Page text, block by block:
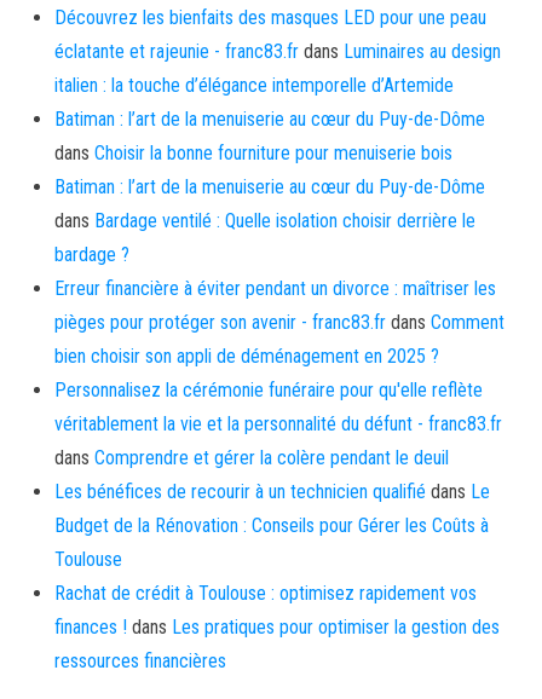
Découvrez les bienfaits des masques LED pour une peau
éclatante et rajeunie - franc83.fr dans Luminaires au design
italien : la touche d’élégance intemporelle d’Artemide
Batiman : l’art de la menuiserie au cœur du Puy-de-Dôme
dans Choisir la bonne fourniture pour menuiserie bois
Batiman : l’art de la menuiserie au cœur du Puy-de-Dôme
dans Bardage ventilé : Quelle isolation choisir derrière le
bardage ?
Erreur financière à éviter pendant un divorce : maîtriser les
pièges pour protéger son avenir - franc83.fr dans Comment
bien choisir son appli de déménagement en 2025 ?
Personnalisez la cérémonie funéraire pour qu'elle reflète
véritablement la vie et la personnalité du défunt - franc83.fr
dans Comprendre et gérer la colère pendant le deuil
Les bénéfices de recourir à un technicien qualifié dans Le
Budget de la Rénovation : Conseils pour Gérer les Coûts à
Toulouse
Rachat de crédit à Toulouse : optimisez rapidement vos
finances ! dans Les pratiques pour optimiser la gestion des
ressources financières